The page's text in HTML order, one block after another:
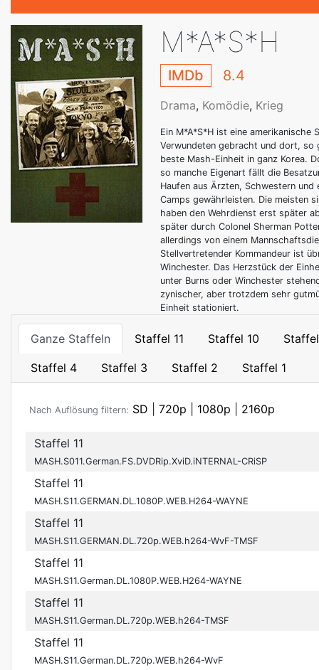
M*A*S*H
IMDb 8.4
Drama, Komödie, Krieg
Ein M*A*S*H ist eine
Verwundeten gebracht und dort, so
beste Mash-Einheit in ganz Korea.
so manche Eigenart fällt die
Haufen aus Ärzten, Schwestern
Camps gewährleisten. Die meisten
haben den Wehrdienst erst später
später durch Colonel Sherman
allerdings von einem
Stellvertretender Kommandeur ist
Winchester. Das Herzstück der
unter Burns oder Winchester
zynischer, aber trotzdem sehr
Einheit stationiert.
Ganze Staffeln Staffel 11 Staffel 10
Staffel 4 Staffel 3 Staffel 2 Staffel 1
Nach Auflösung filtern: SD 720p 1080p 2160p
Staffel 11
MASH.S011.German.FS.DVDRip.XviD.iNTERNAL-CRiSP
Staffel 11
MASH.S11.GERMAN.DL.1080P.WEB.H264-WAYNE
Staffel 11
MASH.S11.GERMAN.DL.720p.WEB.h264-WvF-TMSF
Staffel 11
MASH.S11.German.DL.1080P.WEB.H264-WAYNE
Staffel 11
MASH.S11.German.DL.720p.WEB.h264-TMSF
Staffel 11
MASH.S11.German.DL.720p.WEB.h264-WvF